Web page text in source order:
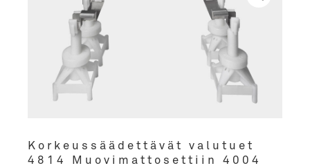
Korkeussäädettävät valutuet
4814 Muovimattosettiin 4004